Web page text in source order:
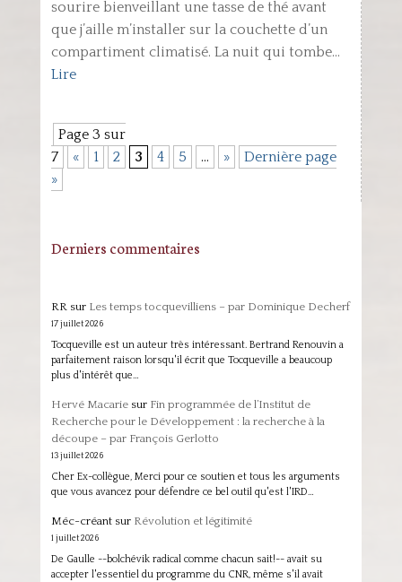
sourire bienveillant une tasse de thé avant
que j’aille m’installer sur la couchette d’un
compartiment climatisé. La nuit qui tombe...
Lire
Page 3 sur
7
« 1 2 3 4 5 … »
Dernière page
»
Derniers commentaires
RRsur Les temps tocquevilliens – par Dominique Decherf
17 juillet 2026
Tocqueville est un auteur très intéressant. Bertrand Renouvin a
parfaitement raison lorsqu'il écrit que Tocqueville a beaucoup
plus d'intérêt que…
Hervé Macariesur Fin programmée de l’Institut de
Recherche pour le Développement : la recherche à la
découpe – par François Gerlotto
13 juillet 2026
Cher Ex-collègue, Merci pour ce soutien et tous les arguments
que vous avancez pour défendre ce bel outil qu'est l'IRD…
Méc-créantsur Révolution et légitimité
1 juillet 2026
De Gaulle --bolchévik radical comme chacun sait!-- avait su
accepter l'essentiel du programme du CNR, même s'il avait